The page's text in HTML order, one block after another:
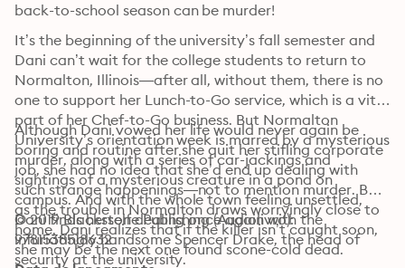
back-to-school season can be murder!
It’s the beginning of the university’s fall semester and
Dani can’t wait for the college students to return to
Normalton, Illinois―after all, without them, there is no
one to support her Lunch-to-Go service, which is a vital
part of her Chef-to-Go business. But Normalton
University’s orientation week is marred by a mysterious
murder, along with a series of car-jackings and
sightings of a mysterious creature in a pond on
campus. And with the whole town feeling unsettled,
Dani finds herself dealing once again with the
infuriatingly handsome Spencer Drake, the head of
security at the university.
Although Dani vowed her life would never again be
boring and routine after she quit her stifling corporate
job, she had no idea that she’d end up dealing with
such strange happenings―not to mention murder. But
as the trouble in Normalton draws worryingly close to
home, Dani realizes that if the killer isn’t caught soon,
she may be the next one found scone-cold dead.
© 2019 Blackstone Publishing (Audiolivro):
9781538518632